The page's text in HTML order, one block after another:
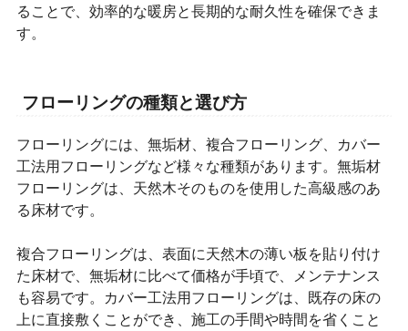
ることで、効率的な暖房と長期的な耐久性を確保できま
す。
フローリングの種類と選び方
フローリングには、無垢材、複合フローリング、カバー
工法用フローリングなど様々な種類があります。無垢材
フローリングは、天然木そのものを使用した高級感のあ
る床材です。
複合フローリングは、表面に天然木の薄い板を貼り付け
た床材で、無垢材に比べて価格が手頃で、メンテナンス
も容易です。カバー工法用フローリングは、既存の床の
上に直接敷くことができ、施工の手間や時間を省くこと